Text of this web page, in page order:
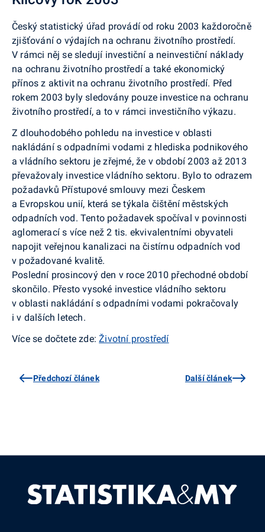
Český statistický úřad provádí od roku 2003 každoročně
zjišťování o výdajích na ochranu životního prostředí.
V rámci něj se sledují investiční a neinvestiční náklady
na ochranu životního prostředí a také ekonomický
přínos z aktivit na ochranu životního prostředí. Před
rokem 2003 byly sledovány pouze investice na ochranu
životního prostředí, a to v rámci investičního výkazu.
Z dlouhodobého pohledu na investice v oblasti
nakládání s odpadními vodami z hlediska podnikového
a vládního sektoru je zřejmé, že v období 2003 až 2013
převažovaly investice vládního sektoru. Bylo to odrazem
požadavků Přístupové smlouvy mezi Českem
a Evropskou unií, která se týkala čištění městských
odpadních vod. Tento požadavek spočíval v povinnosti
aglomerací s více než 2 tis. ekvivalentními obyvateli
napojit veřejnou kanalizaci na čistírnu odpadních vod
v požadované kvalitě.
Poslední prosincový den v roce 2010 přechodné období
skončilo. Přesto vysoké investice vládního sektoru
v oblasti nakládání s odpadními vodami pokračovaly
i v dalších letech.
Více se dočtete zde:Životní prostředí
Předchozí článek Další článek